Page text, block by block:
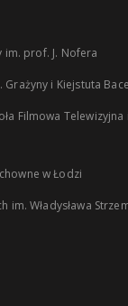
im. prof. J. Nofera
Grażyny i Kiejstuta
Filmowa
w Łodzi
im. Władysława